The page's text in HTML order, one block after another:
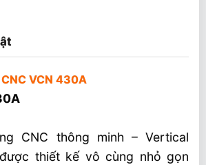
VCN 430A
CNC thông minh – Vertical
thiết kế vô cùng nhỏ gọn